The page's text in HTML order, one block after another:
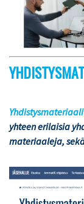
yhteen erilaisia
materiaaleja,